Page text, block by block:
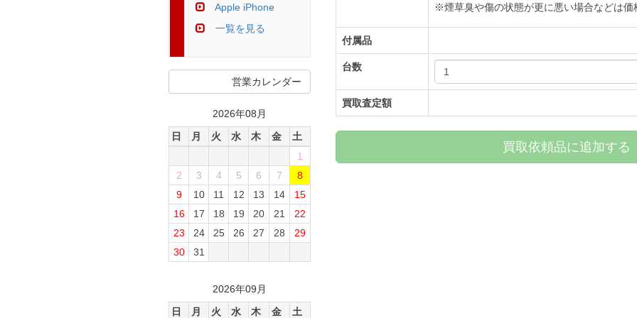
※煙草臭や傷の状態が更に悪い場合などは価
付属品
台数
買取査定額
買取依頼品に追加する
Apple iPhone
一覧を見る
営業カレンダー
2026年08月
日
月 火 水 木 金
土
1
2
3 4 5 6 7
8
9
10 11 12 13 14
15
16
17 18 19 20 21
22
23
24 25 26 27 28
29
30
31
2026年09月
日
月 火 水 木 金 土